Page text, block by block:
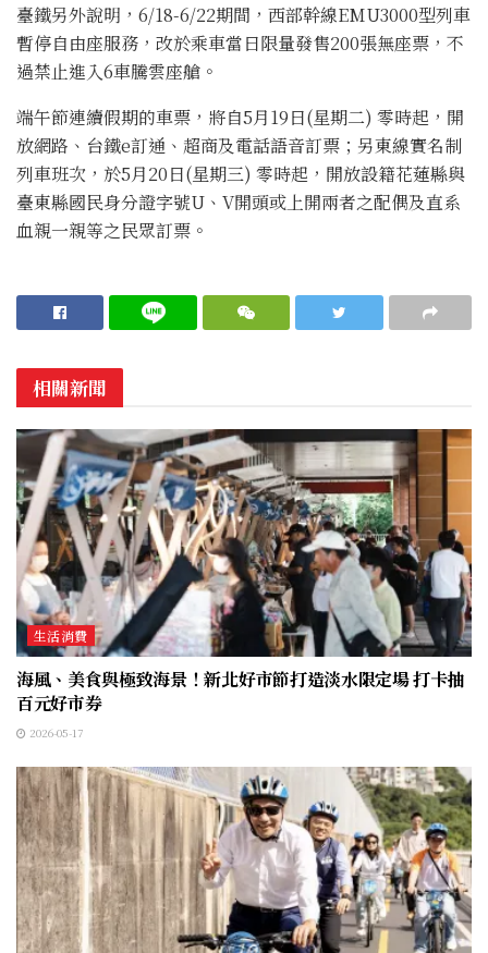
臺鐵另外說明，6/18-6/22期間，西部幹線EMU3000型列車
暫停自由座服務，改於乘車當日限量發售200張無座票，不
過禁止進入6車騰雲座艙。
端午節連續假期的車票，將自5月19日(星期二) 零時起，開
放網路、台鐵e訂通、超商及電話語音訂票；另東線實名制
列車班次，於5月20日(星期三) 零時起，開放設籍花蓮縣與
臺東縣國民身分證字號U、V開頭或上開兩者之配偶及直系
血親一親等之民眾訂票。
相關新聞
生活消費
海風、美食與極致海景！新北好市節打造淡水限定場 打卡抽
百元好市券
2026-05-17